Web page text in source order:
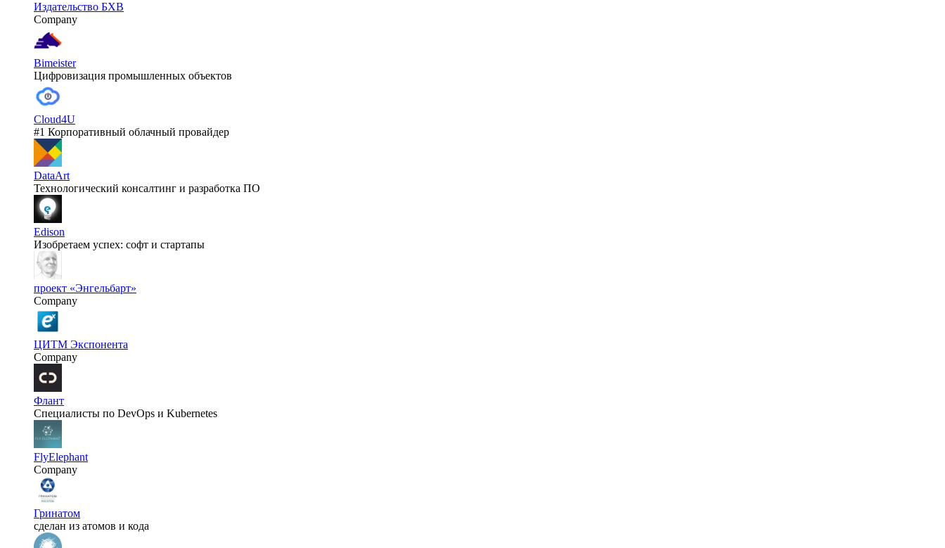
Издательство БХВ
Company
Bimeister
Цифровизация промышленных объектов
Cloud4U
#1 Корпоративный облачный провайдер
DataArt
Технологический консалтинг и разработка ПО
Edison
Изобретаем успех: софт и стартапы
проект «Энгельбарт»
Company
ЦИТМ Экспонента
Company
Флант
Специалисты по DevOps и Kubernetes
FlyElephant
Company
Гринатом
сделан из атомов и кода